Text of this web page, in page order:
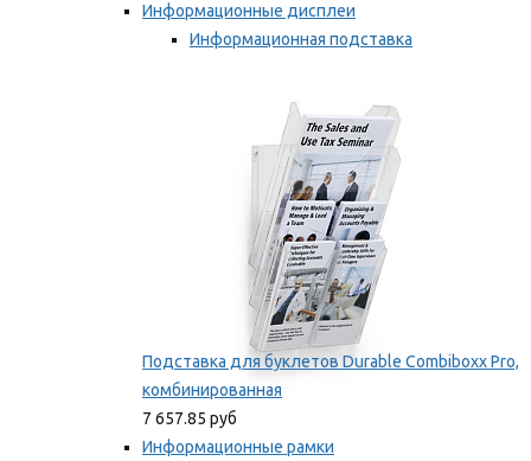
Информационные дисплеи
Информационная подставка
Подставка для буклетов Durable Combiboxx Pro,
комбинированная
7 657.85 руб
Информационные рамки